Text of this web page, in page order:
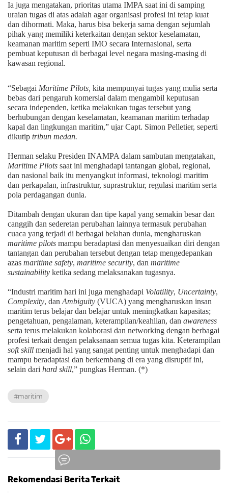
Ia juga mengatakan, prioritas utama IMPA saat ini di samping
uraian tugas di atas adalah agar organisasi profesi ini tetap kuat
dan dihormati. Maka, harus bisa bekerja sama dengan sejumlah
pihak yang memiliki keterkaitan dengan sektor keselamatan,
keamanan maritim seperti IMO secara Internasional, serta
pembuat keputusan di berbagai level negara masing-masing di
kawasan regional.
“Sebagai Maritime Pilots, kita mempunyai tugas yang mulia serta
bebas dari pengaruh komersial dalam mengambil keputusan
secara independen, ketika melakukan tugas tersebut yang
berhubungan dengan keselamatan, keamanan maritim terhadap
kapal dan lingkungan maritim,” ujar Capt. Simon Pelletier, seperti
dikutip tribun medan.
Herman selaku Presiden INAMPA dalam sambutan mengatakan,
Maritime Pilots saat ini menghadapi tantangan global, regional,
dan nasional baik itu menyangkut informasi, teknologi maritim
dan perkapalan, infrastruktur, suprastruktur, regulasi maritim serta
pola perdagangan dunia.
Ditambah dengan ukuran dan tipe kapal yang semakin besar dan
canggih dan sederetan perubahan lainnya termasuk perubahan
cuaca yang terjadi di berbagai belahan dunia, mengharuskan
maritime pilots mampu beradaptasi dan menyesuaikan diri dengan
tantangan dan perubahan tersebut dengan tetap mengedepankan
azas maritime safety, maritime security, dan maritime
sustainability ketika sedang melaksanakan tugasnya.
“Industri maritim hari ini juga menghadapi Volatility, Uncertainty,
Complexity, dan Ambiguity (VUCA) yang mengharuskan insan
maritim terus belajar dan belajar untuk meningkatkan kapasitas;
pengetahuan, pengalaman, keterampilan/keahlian, dan awareness
serta terus melakukan kolaborasi dan networking dengan berbagai
profesi terkait dengan pelaksanaan semua tugas kita. Keterampilan
soft skill menjadi hal yang sangat penting untuk menghadapi dan
mampu beradaptasi dan berkembang di era yang disruptif ini,
selain dari hard skill,” pungkas Herman. (*)
#maritim
Rekomendasi Berita Terkait